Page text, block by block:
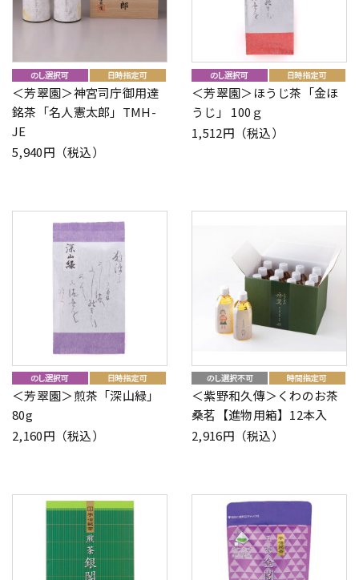
＜芳翠園＞神宮司庁御用達
銘茶「名人憲太郎」TMH-
JE
5,940円（税込）
＜芳翠園＞ほうじ茶「金ほ
うじ」 100ｇ
1,512円（税込）
＜芳翠園＞煎茶「深山緑」
80g
2,160円（税込）
＜紫野和久傳＞くわのお茶
桑茗【進物用箱】12本入
2,916円（税込）